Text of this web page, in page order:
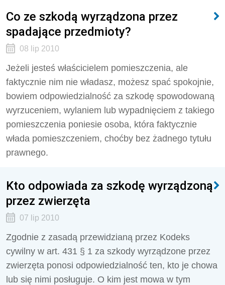
Co ze szkodą wyrządzona przez
spadające przedmioty?
08 lip 2010
Jeżeli jesteś właścicielem pomieszczenia, ale
faktycznie nim nie władasz, możesz spać spokojnie,
bowiem odpowiedzialność za szkodę spowodowaną
wyrzuceniem, wylaniem lub wypadnięciem z takiego
pomieszczenia poniesie osoba, która faktycznie
włada pomieszczeniem, choćby bez żadnego tytułu
prawnego.
Kto odpowiada za szkodę wyrządzoną
przez zwierzęta
07 lip 2010
Zgodnie z zasadą przewidzianą przez Kodeks
cywilny w art. 431 § 1 za szkody wyrządzone przez
zwierzęta ponosi odpowiedzialność ten, kto je chowa
lub się nimi posługuje. O kim jest mowa w tym